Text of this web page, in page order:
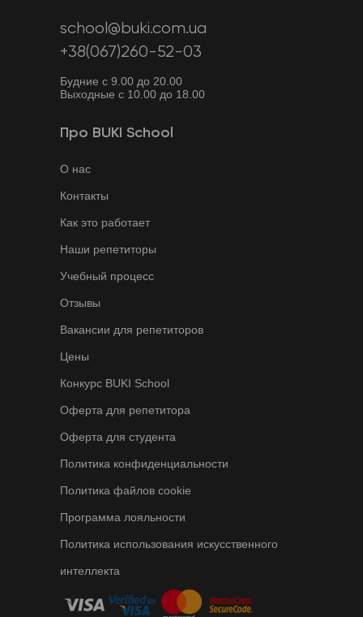
school@buki.com.ua
+38(067)260-52-03
Будние с 9.00 до 20.00
Выходные с 10.00 до 18.00
Про BUKI School
О нас
Контакты
Как это работает
Наши репетиторы
Учебный процесс
Отзывы
Вакансии для репетиторов
Цены
Конкурс BUKI School
Оферта для репетитора
Оферта для студента
Политика конфиденциальности
Политика файлов cookie
Программа лояльности
Политика использования искусственного
интеллекта